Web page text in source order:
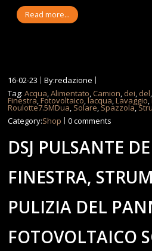
Read more...
16-02-23
By:redazione
Tag:Acqua,Alimentato, Camion, dei, del,
Finestra,Fotovoltaico,lacqua,Lavaggio,
Roulotte7.5MDua, Solare,Spazzola,
Category:Shop 0 comments
DSJ PULSANTE
FINESTRA,
PULIZIA DEL
FOTOVOLTAICO